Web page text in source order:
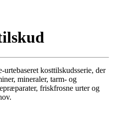
urtebaseret kosttilskudsserie, der
mineraler, tarm- og
friskfrosne urter og